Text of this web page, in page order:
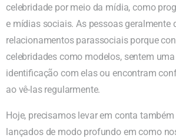
celebridade por meio da mídia, como
e mídias sociais. As pessoas geralmente
relacionamentos parassociais porque
celebridades como modelos, sentem
identificação com elas ou encontram
ao vê-las regularmente.
Hoje, precisamos levar em conta
lançados de modo profundo em como